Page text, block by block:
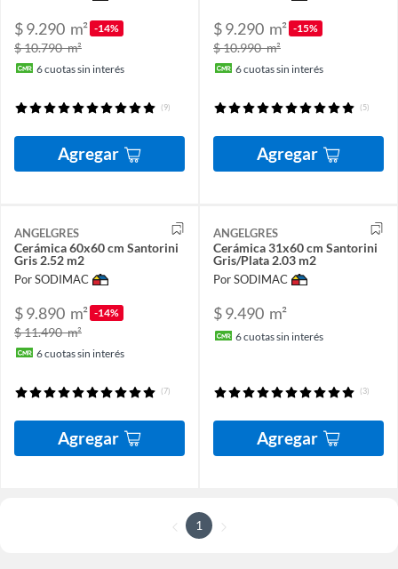
$ 9.290 m² -14%
$ 10.790m²
6cuotas sin interés
(9)
Agregar
$ 9.290 m² -15%
$ 10.990m²
6cuotas sin interés
(5)
Agregar
ANGELGRES
Cerámica 60x60 cm Santorini
Gris 2.52 m2
Por SODIMAC
$ 9.890 m² -14%
$ 11.490m²
6cuotas sin interés
(7)
Agregar
ANGELGRES
Cerámica 31x60 cm Santorini
Gris/Plata 2.03 m2
Por SODIMAC
$ 9.490 m²
6cuotas sin interés
(3)
Agregar
1